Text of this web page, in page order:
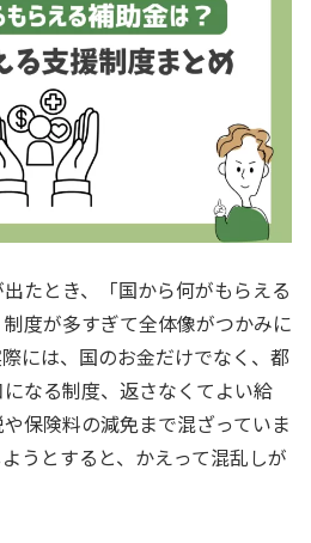
たとき、「国から何がもらえる
度が多すぎて全体像がつかみに
には、国のお金だけでなく、都
なる制度、返さなくてよい給
保険料の減免まで混ざっていま
うとすると、かえって混乱しが